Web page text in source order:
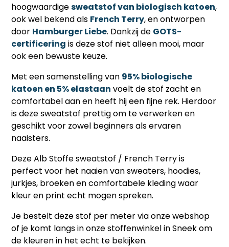
hoogwaardigesweatstof van biologisch katoen,
ook wel bekend als French Terry, en ontworpen
door Hamburger Liebe. Dankzij de GOTS-
certificering is deze stof niet alleen mooi, maar
ook een bewuste keuze.
Met een samenstelling van 95% biologische
katoen en 5% elastaan voelt de stof zacht en
comfortabel aan en heeft hij een fijne rek. Hierdoor
is deze sweatstof prettig om te verwerken en
geschikt voor zowel beginners als ervaren
naaisters.
Deze Alb Stoffe sweatstof / French Terry is
perfect voor het naaien van sweaters, hoodies,
jurkjes, broeken en comfortabele kleding waar
kleur en print echt mogen spreken.
Je bestelt deze stof per meter via onze webshop
of je komt langs in onze stoffenwinkel in Sneek om
de kleuren in het echt te bekijken.